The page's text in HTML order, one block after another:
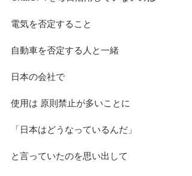
電気を否定すること
自動車を否定する人と一緒
日本の会社で
使用は 原則禁止が多いことに
「日本はどうなっているんだ」
と言っていたのを思い出して